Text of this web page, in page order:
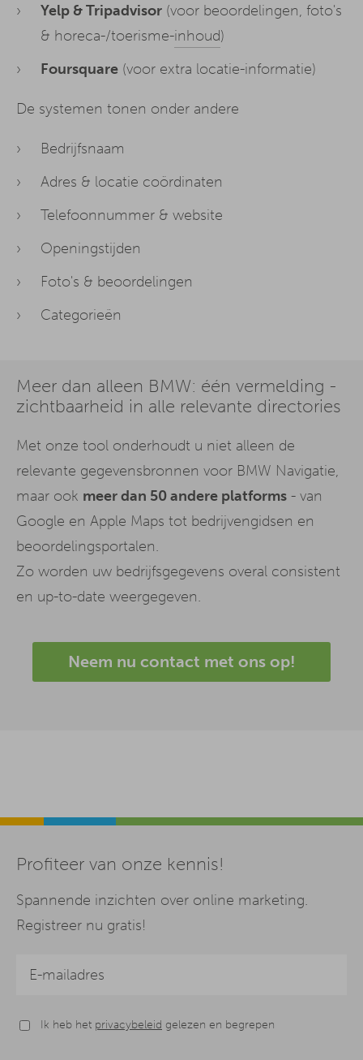
Yelp & Tripadvisor (voor beoordelingen, foto's
& horeca-/toerisme-inhoud)
Foursquare (voor extra locatie-informatie)
De systemen tonen onder andere
Bedrijfsnaam
Adres & locatie coördinaten
Telefoonnummer & website
Openingstijden
Foto's & beoordelingen
Categorieën
Meer dan alleen BMW: één vermelding -
zichtbaarheid in alle relevante directories
Met onze tool onderhoudt u niet alleen de
relevante gegevensbronnen voor BMW Navigatie,
maar ook meer dan 50 andere platforms - van
Google en Apple Maps tot bedrijvengidsen en
beoordelingsportalen.
Zo worden uw bedrijfsgegevens overal consistent
en up-to-date weergegeven.
Neem nu contact met ons op!
Profiteer van onze kennis!
Spannende inzichten over online marketing.
Registreer nu gratis!
Ik heb het privacybeleid gelezen en begrepen